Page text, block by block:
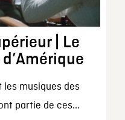
| Le
les musiques des
partie de ces...